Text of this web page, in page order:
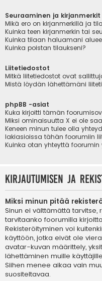
Seuraaminen ja kirjanmerkit
Mikä ero on kirjanmerkillä ja
Kuinka teen kirjanmerkin tai
Kuinka tilaan haluamani
Kuinka poistan tilaukseni?
Liitetiedostot
Mitkä liitetiedostot ovat
Mistä löydän lähettämäni
phpBB -asiat
Kuka kirjoitti tämän
Miksi ominaisuutta X ei ole
Keneen minun tulee olla
lakiasioissa tähän foorumiin
Kuinka otan yhteyttä
Kirjautumisen ja
Miksi minun pitää
Sinun ei välttämättä
tarvitaanko foorumilla
Rekisteröityminen voi
käyttöön, jotka eivät ole
avatar-kuvan määrittely,
lähettäminen muille
Siihen menee aikaa vain
suositeltavaa.